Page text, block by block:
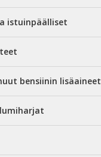
istuinpäälliset
bensiinin lisäaineet